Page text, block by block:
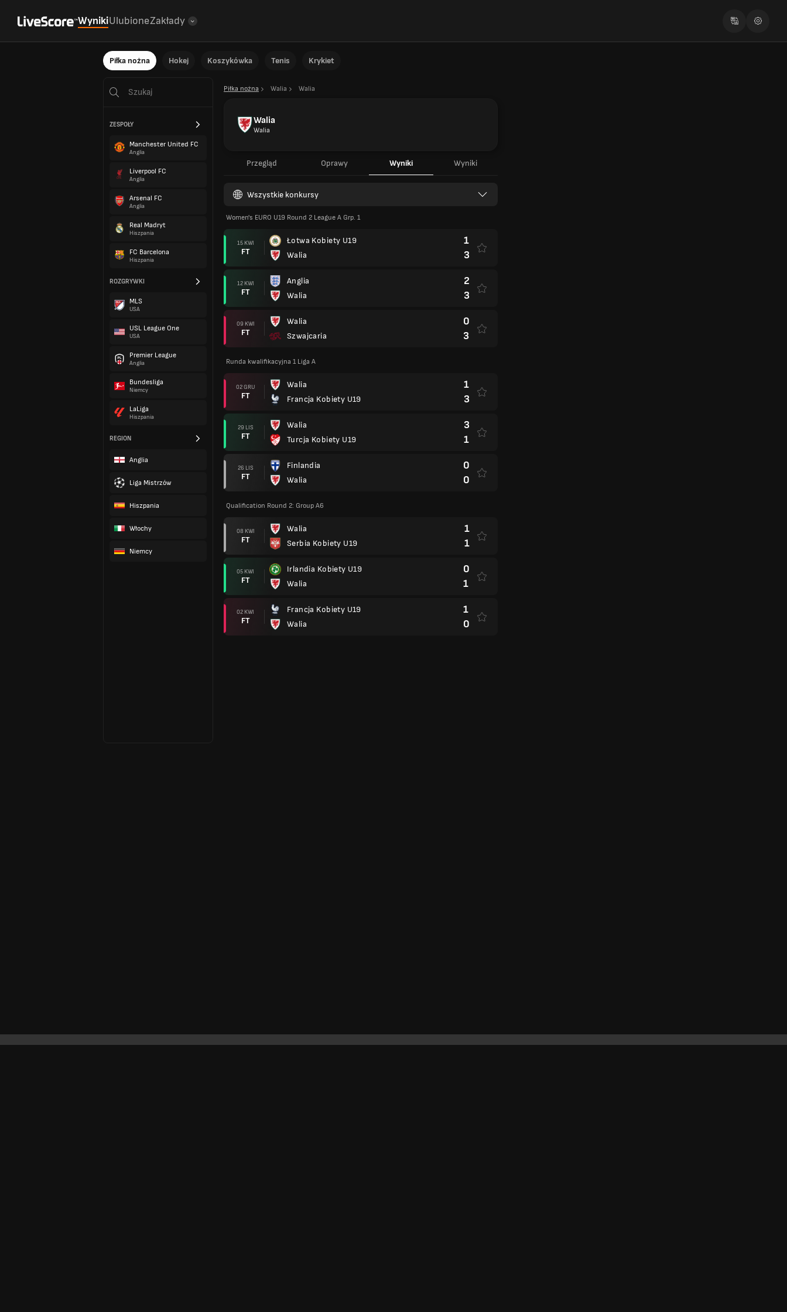
WynikiUlubioneZakłady
Piłka nożna Hokej Koszykówka Tenis Krykiet
ZESPOŁY
Manchester United FC
Anglia
Liverpool FC
Anglia
Arsenal FC
Anglia
Real Madryt
Hiszpania
FC Barcelona
Hiszpania
ROZGRYWKI
MLS
USA
USL League One
USA
Premier League
Anglia
Bundesliga
Niemcy
LaLiga
Hiszpania
REGION
Anglia
Liga Mistrzów
Hiszpania
Włochy
Niemcy
Piłka nożna Walia Walia
Walia
Walia
Przegląd Oprawy Wyniki Wyniki
Wszystkie konkursy
Women's EURO U19 Round 2 League A Grp. 1
15 KWI
FT
Łotwa Kobiety U19
Walia
1
3
12 KWI
FT
Anglia
Walia
2
3
09 KWI
FT
Walia
Szwajcaria
0
3
Runda kwalifikacyjna 1 Liga A
02 GRU
FT
Walia
Francja Kobiety U19
1
3
29 LIS
FT
Walia
Turcja Kobiety U19
3
1
26 LIS
FT
Finlandia
Walia
0
0
Qualification Round 2: Group A6
08 KWI
FT
Walia
Serbia Kobiety U19
1
1
05 KWI
FT
Irlandia Kobiety U19
Walia
0
1
02 KWI
FT
Francja Kobiety U19
Walia
1
0